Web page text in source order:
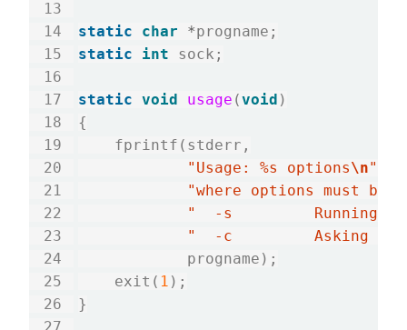
static char *
static
int sock;
static void usage (void )
{
    fprintf(stderr,
"Usage: %s options\n"
"where options must be
"  -s         Running as
"  -c         Asking for
            progname);
    exit(
1 );
}